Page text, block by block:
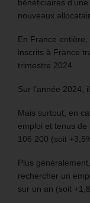
bénéficiaires
nouveaux
En France entière,
inscrits à France
trimestre 2024.
Sur l’année 2024,
Mais surtout, en
emploi et tenus
106 200 (soit
Plus
rechercher un
sur un an (soit